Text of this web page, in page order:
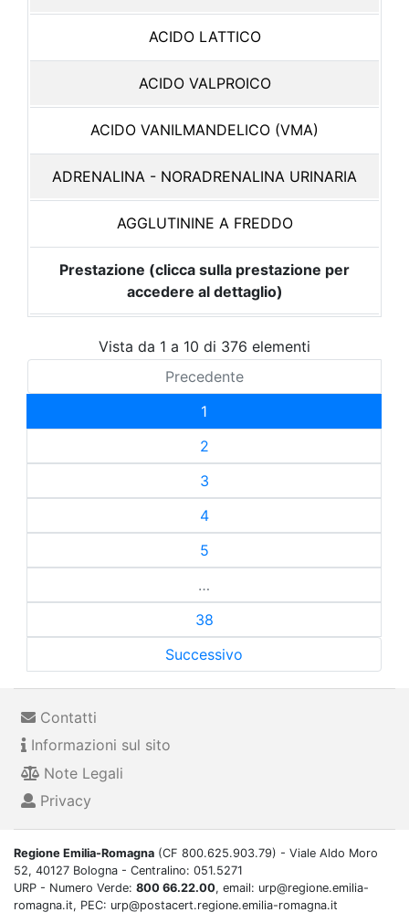
ACIDO LATTICO
ACIDO VALPROICO
ACIDO VANILMANDELICO (VMA)
ADRENALINA - NORADRENALINA URINARIA
AGGLUTININE A FREDDO
Prestazione (clicca sulla prestazione per
accedere al dettaglio)
Vista da 1 a 10 di 376 elementi
Precedente
1
2
3
4
5
…
38
Successivo
Contatti
Informazioni sul sito
Note Legali
Privacy
Regione Emilia-Romagna (CF 800.625.903.79) - Viale Aldo Moro
52, 40127 Bologna - Centralino: 051.5271
URP - Numero Verde: 800 66.22.00, email: urp@regione.emilia-
romagna.it, PEC: urp@postacert.regione.emilia-romagna.it